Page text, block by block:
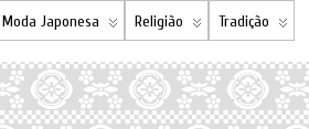
Moda Japonesa Religião Tradição